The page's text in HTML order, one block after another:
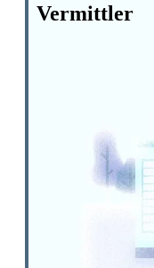
Vermittler